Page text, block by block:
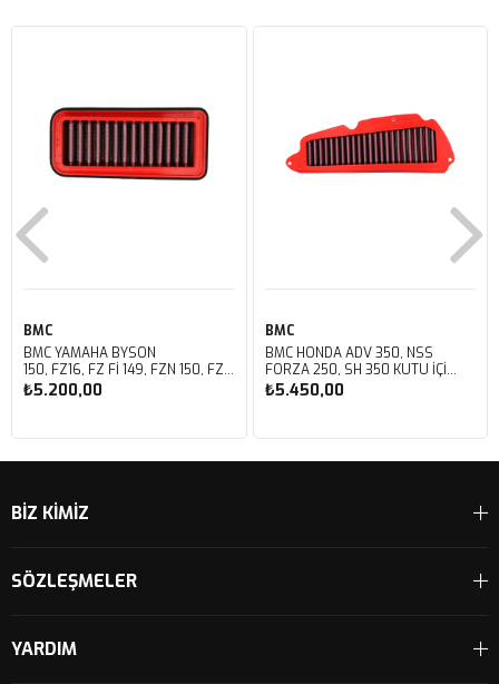
BMC
BMC YAMAHA BYSON
150, FZ16, FZ FI 149, FZN 150, FZS
FI V3 KUTU İÇİ PERFORMANS
HAVA FİLTRESİ FM01147
₺5.200,00
BMC
BMC HONDA ADV 350, NSS
FORZA 250, SH 350 KUTU İÇİ
PERFORMANS HAVA FİLTRESİ
₺5.450,00
BİZ KİMİZ
SÖZLEŞMELER
YARDIM